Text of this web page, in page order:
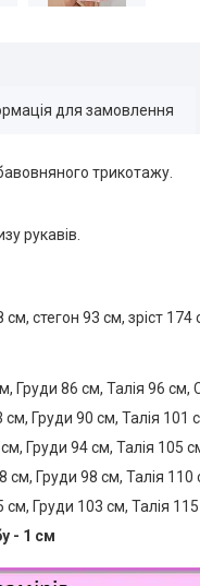
для замовлення
трикотажу.
рукавів.
стегон 93 см, зріст 174
86 см, Талія 96 см,
Груди 90 см, Талія 101
Груди 94 см, Талія 105
Груди 98 см, Талія 110
Груди 103 см, Талія
- 1 см